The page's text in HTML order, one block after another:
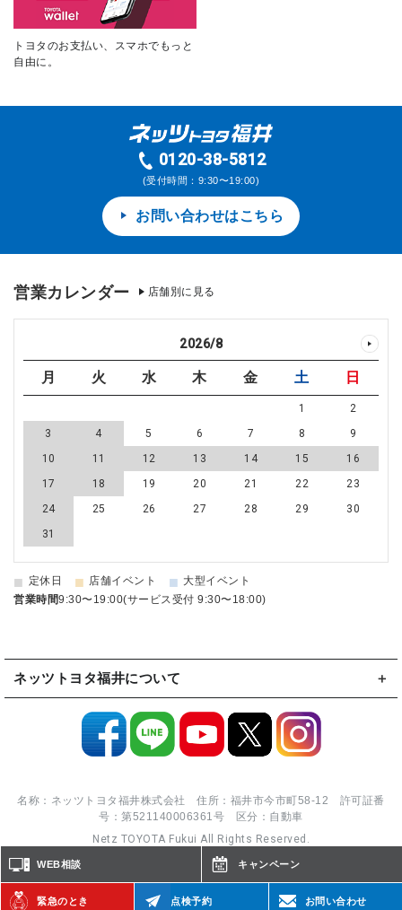
WEB相談 キャンペーン
緊急のとき 点検予約 お問い合わせ
トヨタのお支払い、スマホでもっと
自由に。
0120-38-5812
(受付時間：9:30〜19:00)
お問い合わせはこちら
営業カレンダー 店舗別に見る
2026/8
月 火 水 木 金 土 日
1
2
3
4 5 6 7 8
9
10
11 12 13 14 15
16
17
18 19 20 21 22
23
24
25 26 27 28 29
30
31
■ 定休日 ■ 店舗イベント ■ 大型イベント
営業時間9:30〜19:00(サービス受付 9:30〜18:00)
ネッツトヨタ福井について
名称：ネッツトヨタ福井株式会社 住所：福井市今市町58-12 許可証番
号：第521140006361号 区分：自動車
Netz TOYOTA Fukui All Rights Reserved.